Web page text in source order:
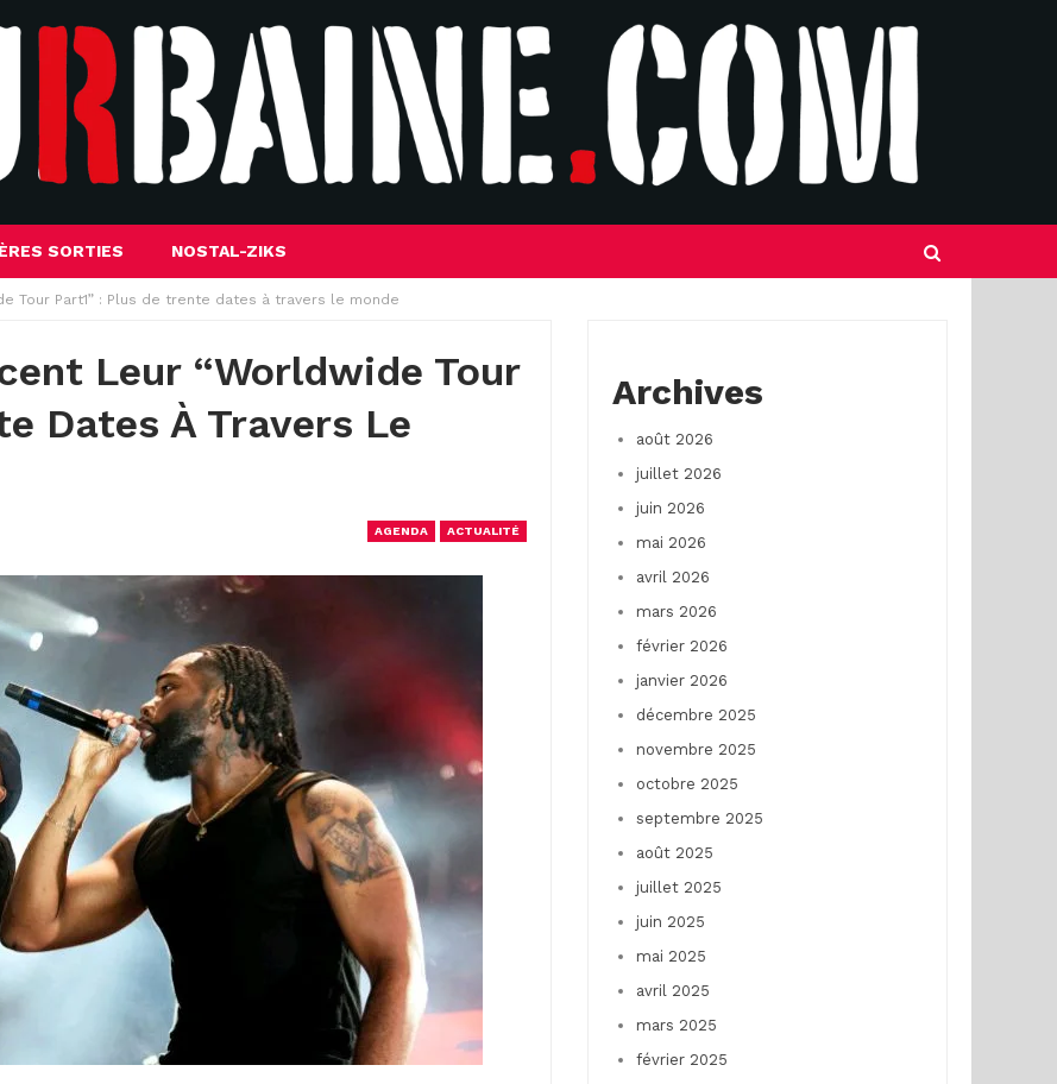
SORTIES NOSTAL-ZIKS
Tour Part1” : Plus de trente dates à travers le monde
Leur “Worldwide Tour
Dates À Travers Le
AGENDA ACTUALITÉ
Archives
août 2026
juillet 2026
juin 2026
mai 2026
avril 2026
mars 2026
février 2026
janvier 2026
décembre 2025
novembre 2025
octobre 2025
septembre 2025
août 2025
juillet 2025
juin 2025
mai 2025
avril 2025
mars 2025
février 2025